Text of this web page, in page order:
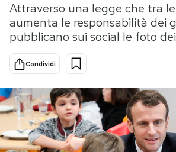
Scienza
Cultura
Sport
Media
Europa
PODCAST
Attraverso una legge che tra
aumenta le responsabilità dei
pubblicano sui social le foto
Condividi